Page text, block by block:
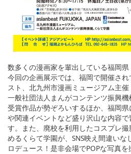
数多くの漫画家を輩出している福岡
今回の企画展示では、福岡で開催さ
スト、北九州市漫画ミュージアム主
一般社団法人まんがコンテンツ振興機
受賞作品が勢ぞろいするほか、福岡
や関連イベントなど盛り沢山な内容
す。また、廃校を利用したコスプレ
めるくらて学園が、SNS映え間違い
ロデュース！是非会場でPOPな写真を